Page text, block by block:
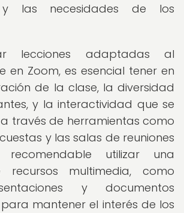
las necesidades de los
lecciones adaptadas al
en Zoom, es esencial tener en
de la clase, la diversidad
y la interactividad que se
través de herramientas como
y las salas de reuniones
recomendable utilizar una
multimedia, como
y documentos
mantener el interés de los